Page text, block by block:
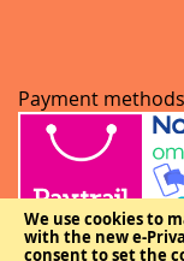
We use cookies to
with the new e-
consent to set the
Payment